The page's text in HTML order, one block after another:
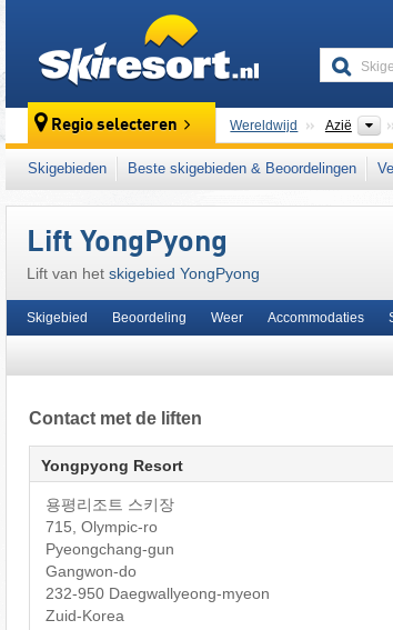
Regio selecteren Wereldwijd Azië
Dit skigebied ligt ook in:
Skigebieden Beste skigebieden & Beoordelingen
Lift YongPyong
Lift van het skigebied YongPyong
Skigebied Beoordeling Weer Accommodaties
Contact met de liften
Yongpyong Resort
용평리조트 스키장
715, Olympic-ro
Pyeongchang-gun
Gangwon-do
232-950 Daegwallyeong-myeon
Zuid-Korea